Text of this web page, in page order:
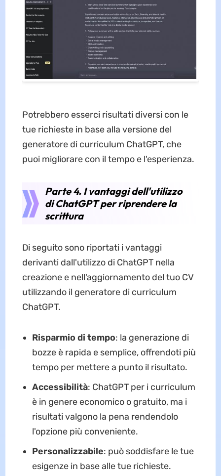
Potrebbero esserci risultati diversi con le
tue richieste in base alla versione del
generatore di curriculum ChatGPT, che
puoi migliorare con il tempo e l'esperienza.
Parte 4. I vantaggi dell'utilizzo
di ChatGPT per riprendere la
scrittura
Di seguito sono riportati i vantaggi
derivanti dall'utilizzo di ChatGPT nella
creazione e nell'aggiornamento del tuo CV
utilizzando il generatore di curriculum
ChatGPT.
Risparmio di tempo: la generazione di
bozze è rapida e semplice, offrendoti più
tempo per mettere a punto il risultato.
Accessibilità: ChatGPT per i curriculum
è in genere economico o gratuito, ma i
risultati valgono la pena rendendolo
l'opzione più conveniente.
Personalizzabile: può soddisfare le tue
esigenze in base alle tue richieste.